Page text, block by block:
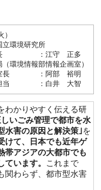
立環境研究所
員長 ：江守 正多
情報部情報企画室）
部 裕明
井 大智
わかりやすく伝える研
しいごみ管理で都市を水
水害の原因と解決策｣を
けて、日本でも近年ゲ
帯アジアの大都市でも
います。
これまで
関わらず、都市型水害